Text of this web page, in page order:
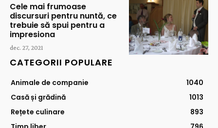
Cele mai frumoase
discursuri pentru nuntă, ce
trebuie să spui pentru a
impresiona
dec. 27, 2021
CATEGORII POPULARE
Animale de companie
1040
Casă și grădină
1013
Rețete culinare
893